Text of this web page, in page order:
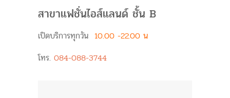
สาขาแฟชั่นไอส์แลนด์ ชั้น B
เปิดบริการทุกวัน 10.00 -22.00 น
โทร. 084-088-3744